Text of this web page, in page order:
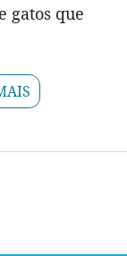
gatos que